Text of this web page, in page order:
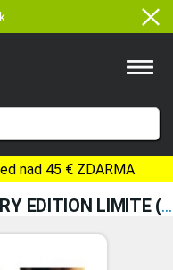
nad 45 € ZDARMA
LIMITE (CD+DVD)